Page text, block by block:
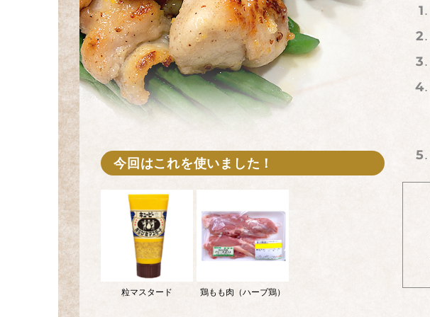
今回はこれを使いました！
粒マスタード 鶏もも肉（ハーブ鶏）